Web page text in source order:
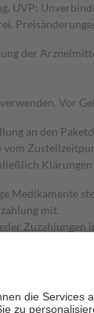
UVP:
der
Vor
an den
Medikamente
mit.
Zuzahlungen
auch für
für
bis zum